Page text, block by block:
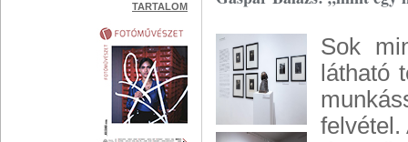
TARTALOM
Sok
látható